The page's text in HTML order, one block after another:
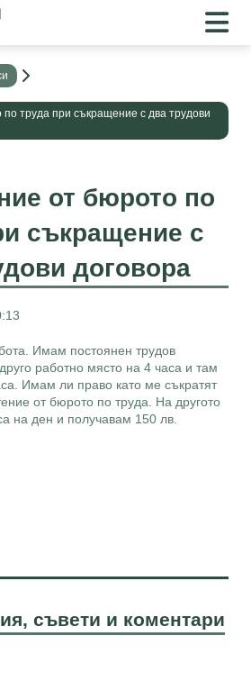
труда при съкращение с два трудови
от бюрото по
съкращение с
договора
Имам постоянен трудов
работно място на 4 часа и там
Имам ли право като ме съкратят
от бюрото по труда. На другото
на ден и получавам 150 лв.
съвети и коментари